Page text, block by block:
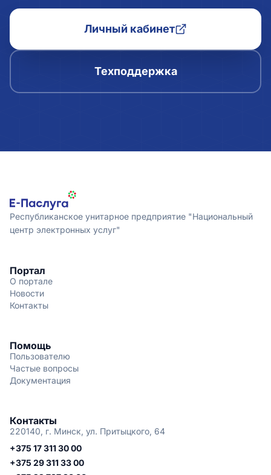
Личный кабинет
Техподдержка
Республиканское унитарное предприятие "Национальный
центр электронных услуг"
Портал
О портале
Новости
Контакты
Помощь
Пользователю
Частые вопросы
Документация
Контакты
220140, г. Минск, ул. Притыцкого, 64
+375 17 311 30 00
+375 29 311 33 00